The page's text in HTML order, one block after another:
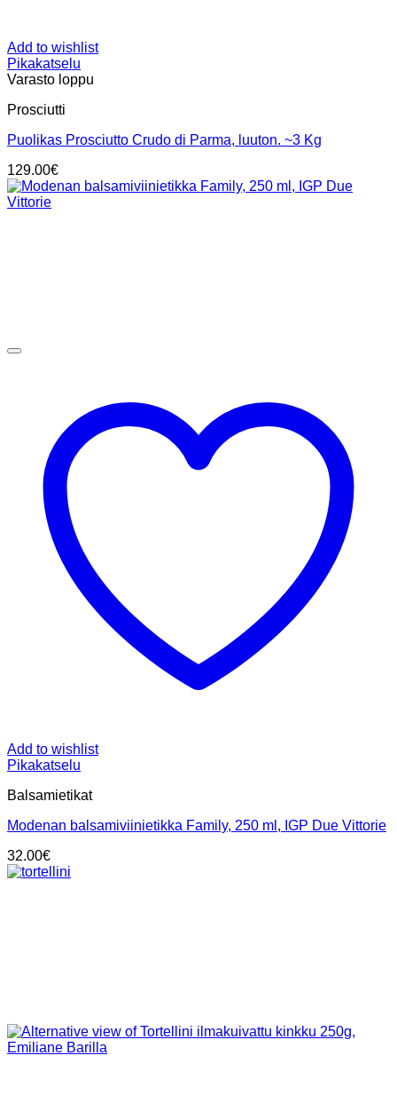
Add to wishlist
Pikakatselu
Varasto loppu
Prosciutti
Puolikas Prosciutto Crudo di Parma, luuton. ~3 Kg
129.00€
Add to wishlist
Pikakatselu
Balsamietikat
Modenan balsamiviinietikka Family, 250 ml, IGP Due Vittorie
32.00€